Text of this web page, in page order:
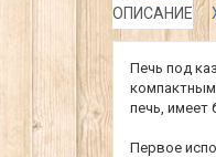
ОПИСАНИЕ
Печь под
компактным
печь, имеет
Первое